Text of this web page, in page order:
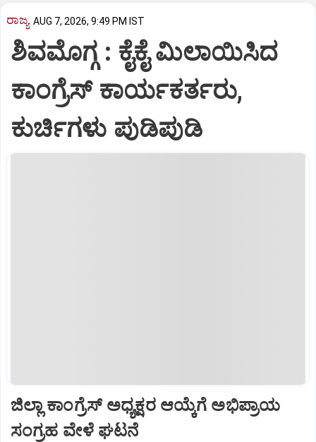
ರಾಜ್ಯ AUG 7, 2026, 9:49 PM IST
ಶಿವಮೊಗ್ಗ : ಕೈಕೈ ಮಿಲಾಯಿಸಿದ
ಕಾಂಗ್ರೆಸ್ ಕಾರ್ಯಕರ್ತರು,
ಕುರ್ಚಿಗಳು ಪುಡಿಪುಡಿ
ಜಿಲ್ಲಾ ಕಾಂಗ್ರೆಸ್ ಅಧ್ಯಕ್ಷರ ಆಯ್ಕೆಗೆ ಅಭಿಪ್ರಾಯ
ಸಂಗ್ರಹ ವೇಳೆ ಘಟನೆ